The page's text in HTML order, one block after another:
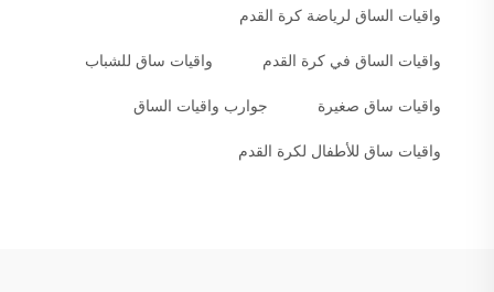
واقيات الساق لرياضة كرة القدم
واقيات الساق في كرة القدم واقيات ساق للشباب
واقيات ساق صغيرة جوارب واقيات الساق
واقيات ساق للأطفال لكرة القدم